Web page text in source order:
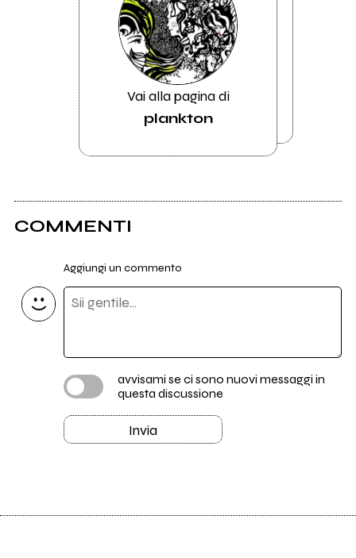
Vai alla pagina di
plankton
COMMENTI
Aggiungi un commento
avvisami se ci sono nuovi messaggi in
questa discussione
Invia